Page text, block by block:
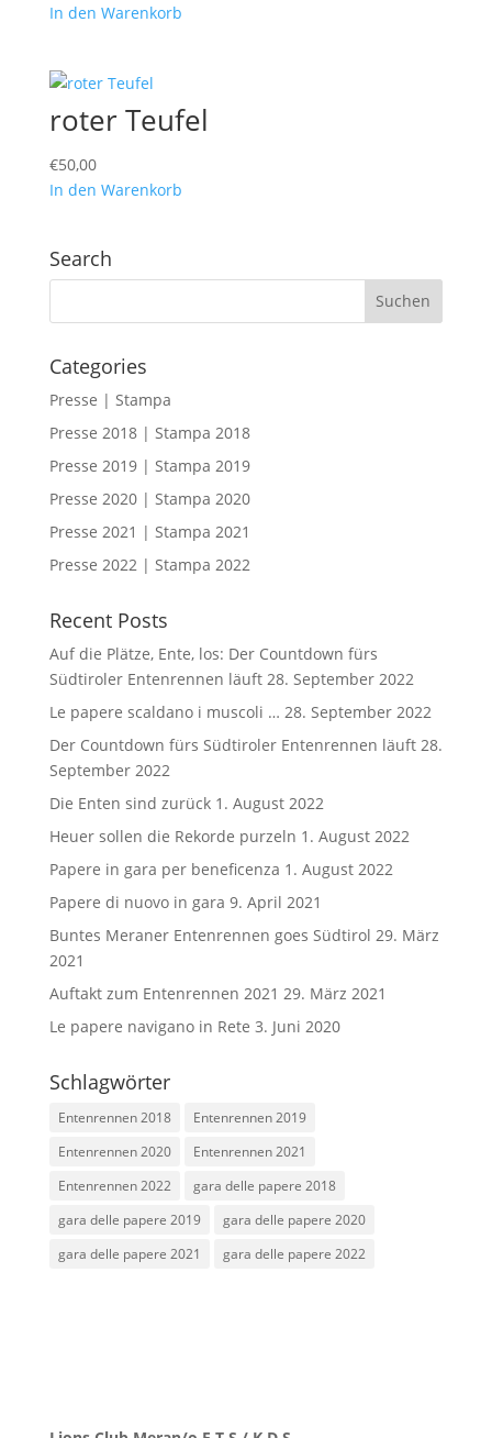
In den Warenkorb
roter Teufel
€50,00
In den Warenkorb
Search
Categories
Presse | Stampa
Presse 2018 | Stampa 2018
Presse 2019 | Stampa 2019
Presse 2020 | Stampa 2020
Presse 2021 | Stampa 2021
Presse 2022 | Stampa 2022
Recent Posts
Auf die Plätze, Ente, los: Der Countdown fürs
Südtiroler Entenrennen läuft 28. September 2022
Le papere scaldano i muscoli … 28. September 2022
Der Countdown fürs Südtiroler Entenrennen läuft 28.
September 2022
Die Enten sind zurück 1. August 2022
Heuer sollen die Rekorde purzeln 1. August 2022
Papere in gara per beneficenza 1. August 2022
Papere di nuovo in gara 9. April 2021
Buntes Meraner Entenrennen goes Südtirol 29. März
2021
Auftakt zum Entenrennen 2021 29. März 2021
Le papere navigano in Rete 3. Juni 2020
Schlagwörter
Entenrennen 2018
Entenrennen 2019
Entenrennen 2020
Entenrennen 2021
Entenrennen 2022
gara delle papere 2018
gara delle papere 2019
gara delle papere 2020
gara delle papere 2021
gara delle papere 2022